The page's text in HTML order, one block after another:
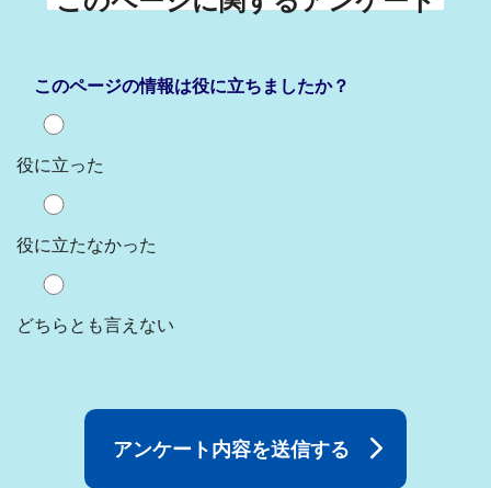
このページの情報は役に立ちましたか？
役に立った
役に立たなかった
どちらとも言えない